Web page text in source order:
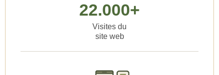
22.000+
Visites du
site web